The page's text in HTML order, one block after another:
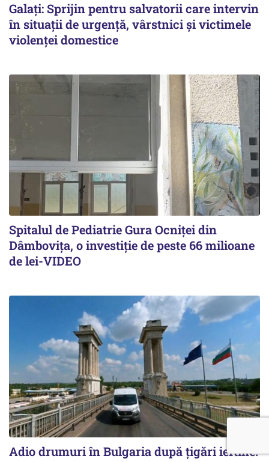
Galați: Sprijin pentru salvatorii care intervin
în situații de urgență, vârstnici și victimele
violenței domestice
Spitalul de Pediatrie Gura Ocniței din
Dâmbovița, o investiție de peste 66 milioane
de lei-VIDEO
Adio drumuri în Bulgaria după țigări ieftine.